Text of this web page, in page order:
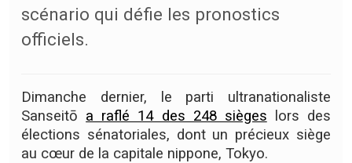
scénario qui défie les pronostics
officiels.
Dimanche dernier, le parti ultranationaliste
Sanseitō a raflé 14 des 248 sièges lors des
élections sénatoriales, dont un précieux siège
au cœur de la capitale nippone, Tokyo.